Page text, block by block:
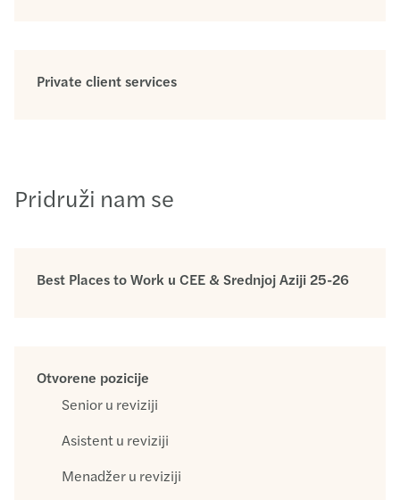
Private client services
Pridruži nam se
Best Places to Work u CEE & Srednjoj Aziji 25-26
Otvorene pozicije
Senior u reviziji
Asistent u reviziji
Menadžer u reviziji